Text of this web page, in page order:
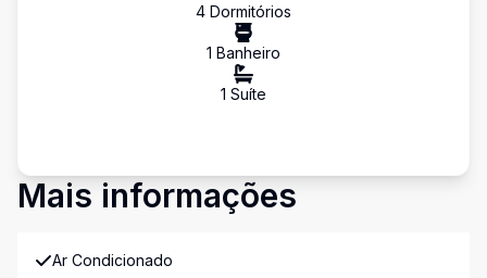
4 Dormitórios
1 Banheiro
1 Suíte
Mais informações
Ar Condicionado